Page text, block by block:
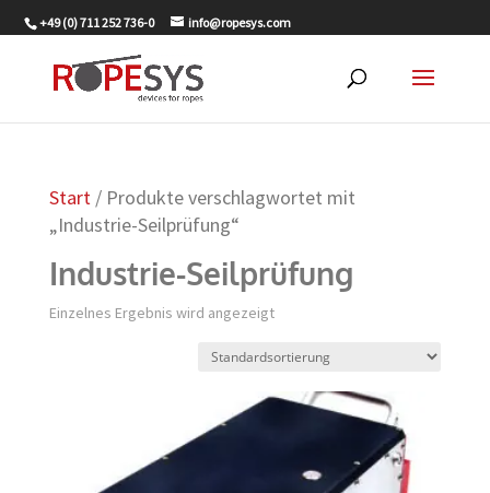
+49 (0) 711 252 736-0 info@ropesys.com
Start/ Produkte verschlagwortet mit
„Industrie-Seilprüfung“
Industrie-Seilprüfung
Einzelnes Ergebnis wird angezeigt